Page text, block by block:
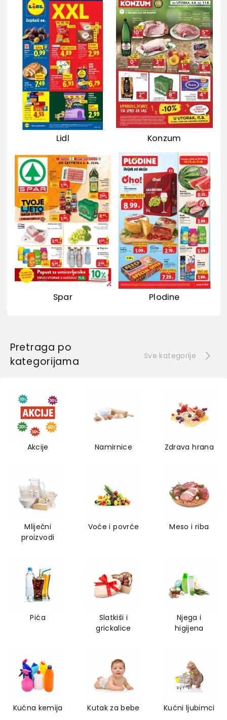
Lidl Konzum
Spar Plodine
Pretraga po
kategorijama
Sve kategorije
Akcije Namirnice Zdrava hrana
Mliječni
proizvodi
Voće i povrće Meso i riba
Pića
Slatkiši i
grickalice
Njega i
higijena
Kućna kemija Kutak za bebe Kućni ljubimci